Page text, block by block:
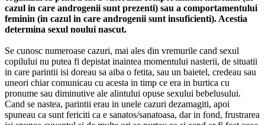
cazul in care androgenii sunt prezenti) sau a comportamentului
feminin (in cazul in care androgenii sunt insuficienti). Acestia
determina sexul noului nascut.
Se cunosc numeroase cazuri, mai ales din vremurile cand sexul
copilului nu putea fi depistat inaintea momentului nasterii, de situatii
in care parintii isi doreau sa aiba o fetita, sau un baietel, credeau sau
uneori chiar comunicau cu acesta in timp ce era in burtica cu
pronume sau diminutive ale alintului opuse sexului bebelusului.
Cand se nastea, parintii erau in unele cazuri dezamagiti, apoi
spuneau ca sunt fericiti ca e sanatos/sanatoasa, dar in fond, frustrarea